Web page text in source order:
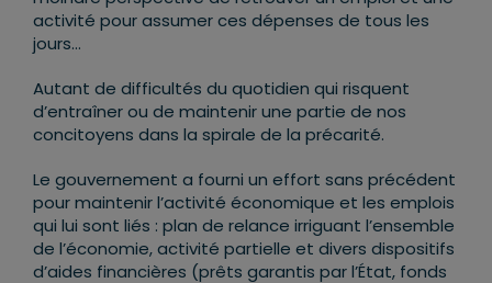
activité pour assumer ces dépenses de tous les
jours…
Autant de difficultés du quotidien qui risquent
d’entraîner ou de maintenir une partie de nos
concitoyens dans la spirale de la précarité.
Le gouvernement a fourni un effort sans précédent
pour maintenir l’activité économique et les emplois
qui lui sont liés : plan de relance irriguant l’ensemble
de l’économie, activité partielle et divers dispositifs
d’aides financières (prêts garantis par l’État, fonds